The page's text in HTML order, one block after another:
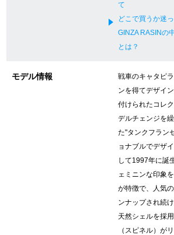
GINZA RASIN公式ブ
SNS・動画
For Overseas
简
한
て
どこで買うか迷
GINZA RASINの
とは？
モデル情報
戦車のキャタピ
ンを得てデザイ
付けられたコレ
デルチェンジを
た"タンクフラン
ョナブルでデザ
して1997年に誕
ェミニンな印象
が特徴で、人気
ンナップされ続
天然シェルを採
（スピネル）が